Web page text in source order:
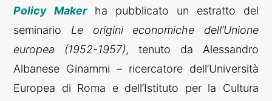
Policy Makerha pubblicato un estratto del
seminario Le origini economiche dell’Unione
europea (1952-1957), tenuto da Alessandro
Albanese Ginammi – ricercatore dell’Università
Europea di Roma e dell’Istituto per la Cultura
A